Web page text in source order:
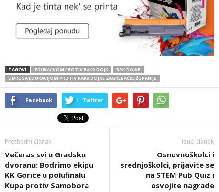
TAGOVI EDUKACIJOM PROTIV RAKA DOJK
RAK DOJKE
UDRUGA EDUKACIJOM PROTIV RAKA DOJKE ZAGREBAČKE ŽUPANIJE
Facebook Twitter
Prethodni članak
Večeras svi u Gradsku
dvoranu: Bodrimo ekipu
KK Gorice u polufinalu
Kupa protiv Samobora
Idući članak
Osnovnoškolci i
srednjoškolci, prijavite se
na STEM Pub Quiz i
osvojite nagrade